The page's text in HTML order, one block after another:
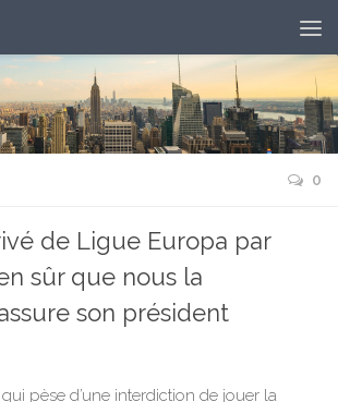
0
de Ligue Europa par
sûr que nous la
son président
pèse d’une interdiction de jouer la